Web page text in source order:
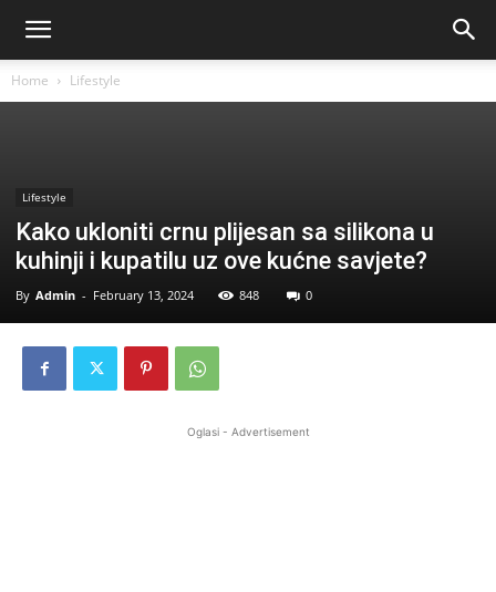
Home Lifestyle
Lifestyle
Kako ukloniti crnu plijesan sa silikona u
kuhinji i kupatilu uz ove kućne savjete?
By Admin - February 13, 2024 848 0
Oglasi - Advertisement